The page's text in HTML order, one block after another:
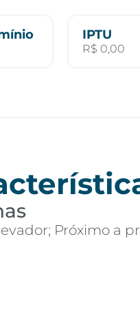
IPTU
R$ 0,00
Próximo a